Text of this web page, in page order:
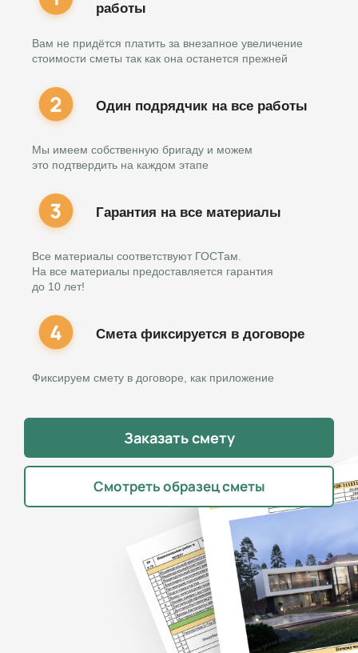
работы
Вам не придётся платить за внезапное увеличение
стоимости сметы так как она останется прежней
Один подрядчик на все работы
Мы имеем собственную бригаду и можем
это подтвердить на каждом этапе
Гарантия на все материалы
Все материалы соответствуют ГОСТам.
На все материалы предоставляется гарантия
до 10 лет!
Смета фиксируется в договоре
Фиксируем смету в договоре, как приложение
Заказать смету
Смотреть образец сметы